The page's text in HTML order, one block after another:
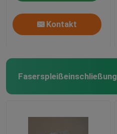
Kontakt
Faserspleißeinschließung